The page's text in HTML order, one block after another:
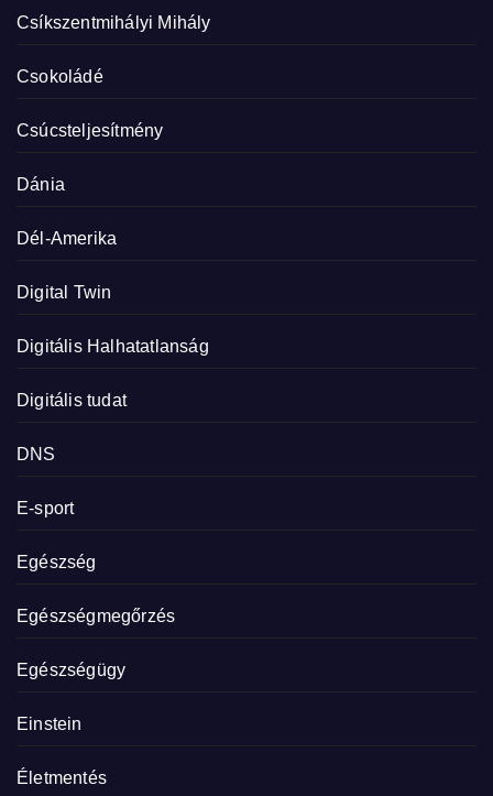
Csíkszentmihályi Mihály
Csokoládé
Csúcsteljesítmény
Dánia
Dél-Amerika
Digital Twin
Digitális Halhatatlanság
Digitális tudat
DNS
E-sport
Egészség
Egészségmegőrzés
Egészségügy
Einstein
Életmentés